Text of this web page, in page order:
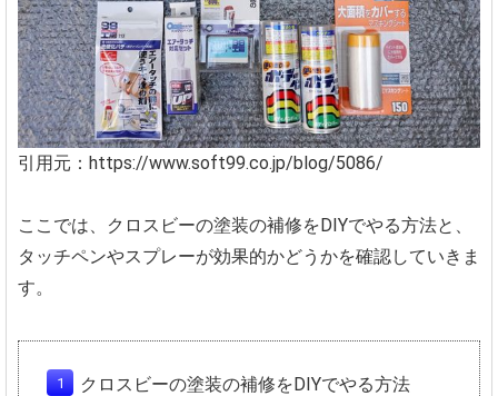
引用元：https://www.soft99.co.jp/blog/5086/
ここでは、クロスビーの塗装の補修をDIYでやる方法と、
タッチペンやスプレーが効果的かどうかを確認していきま
す。
クロスビーの塗装の補修をDIYでやる方法